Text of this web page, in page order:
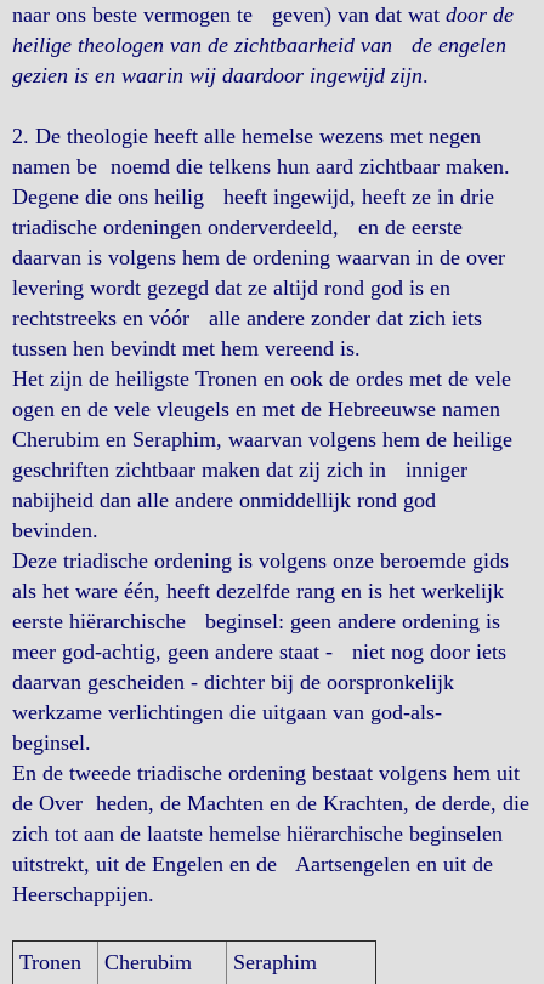
naar ons beste vermogen te geven) van dat wat door de
heilige theologen van de zichtbaarheid van de engelen
gezien is en waarin wij daardoor ingewijd zijn.
2. De theologie heeft alle hemelse wezens met negen
namen be noemd die telkens hun aard zichtbaar maken.
Degene die ons heilig heeft ingewijd, heeft ze in drie
triadische ordeningen onderverdeeld, en de eerste
daarvan is volgens hem de ordening waarvan in de over
levering wordt gezegd dat ze altijd rond god is en
rechtstreeks en vóór alle andere zonder dat zich iets
tussen hen bevindt met hem vereend is.
Het zijn de heiligste Tronen en ook de ordes met de vele
ogen en de vele vleugels en met de Hebreeuwse namen
Cherubim en Seraphim, waarvan volgens hem de heilige
geschriften zichtbaar maken dat zij zich in inniger
nabijheid dan alle andere onmiddellijk rond god
bevinden.
Deze triadische ordening is volgens onze beroemde gids
als het ware één, heeft dezelfde rang en is het werkelijk
eerste hiërarchische beginsel: geen andere ordening is
meer god-achtig, geen andere staat - niet nog door iets
daarvan gescheiden - dichter bij de oorspronkelijk
werkzame verlichtingen die uitgaan van god-als-
beginsel.
En de tweede triadische ordening bestaat volgens hem uit
de Over heden, de Machten en de Krachten, de derde, die
zich tot aan de laatste hemelse hiërarchische beginselen
uitstrekt, uit de Engelen en de Aartsengelen en uit de
Heerschappijen.
Tronen Cherubim Seraphim